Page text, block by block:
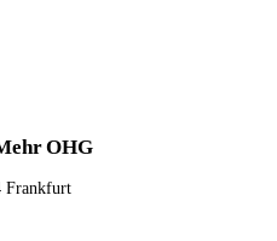
OHG
Frankfurt